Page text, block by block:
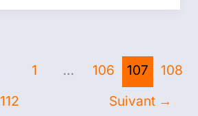
1 … 106 107
108
112 Suivant →